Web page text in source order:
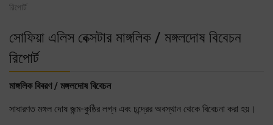
রিপোর্ট
সোফিয়া এলিস বেক্সটার মাঙ্গলিক / মঙ্গলদোষ বিবেচন
রিপোর্ট
মাঙ্গলিক বিবরণ / মঙ্গলদোষ বিবেচন
সাধারণত মঙ্গল দোষ জন্ম-কুষ্ঠির লগ্ন এবং চন্দ্রের অবস্থান থেকে বিবেচনা করা হয়।